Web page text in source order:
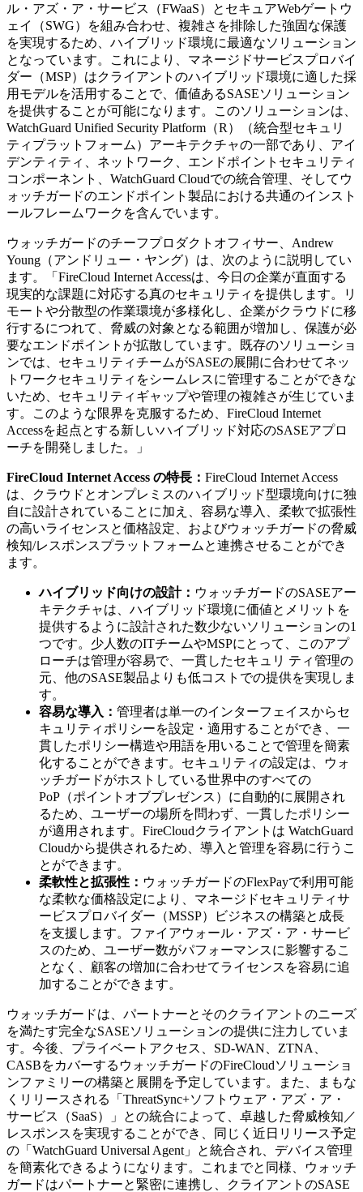
ル・アズ・ア・サービス（FWaaS）とセキュアWebゲートウ
ェイ（SWG）を組み合わせ、複雑さを排除した強固な保護
を実現するため、ハイブリッド環境に最適なソリューション
となっています。これにより、マネージドサービスプロバイ
ダー（MSP）はクライアントのハイブリッド環境に適した採
用モデルを活用することで、価値あるSASEソリューション
を提供することが可能になります。このソリューションは、
WatchGuard Unified Security Platform（R）（統合型セキュリ
ティプラットフォーム）アーキテクチャの一部であり、アイ
デンティティ、ネットワーク、エンドポイントセキュリティ
コンポーネント、WatchGuard Cloudでの統合管理、そしてウ
ォッチガードのエンドポイント製品における共通のインスト
ールフレームワークを含んでいます。
ウォッチガードのチーフプロダクトオフィサー、Andrew
Young（アンドリュー・ヤング）は、次のように説明してい
ます。「FireCloud Internet Accessは、今日の企業が直面する
現実的な課題に対応する真のセキュリティを提供します。リ
モートや分散型の作業環境が多様化し、企業がクラウドに移
行するにつれて、脅威の対象となる範囲が増加し、保護が必
要なエンドポイントが拡散しています。既存のソリューショ
ンでは、セキュリティチームがSASEの展開に合わせてネッ
トワークセキュリティをシームレスに管理することができな
いため、セキュリティギャップや管理の複雑さが生じていま
す。このような限界を克服するため、FireCloud Internet
Accessを起点とする新しいハイブリッド対応のSASEアプロ
ーチを開発しました。」
FireCloud Internet Access の特長： FireCloud Internet Access
は、クラウドとオンプレミスのハイブリッド型環境向けに独
自に設計されていることに加え、容易な導入、柔軟で拡張性
の高いライセンスと価格設定、およびウォッチガードの脅威
検知/レスポンスプラットフォームと連携させることができ
ます。
ハイブリッド向けの設計： ウォッチガードのSASEアー
キテクチャは、ハイブリッド環境に価値とメリットを
提供するように設計された数少ないソリューションの1
つです。少人数のITチームやMSPにとって、このアプ
ローチは管理が容易で、一貫したセキュリ ティ管理の
元、他のSASE製品よりも低コストでの提供を実現しま
す。
容易な導入： 管理者は単一のインターフェイスからセ
キュリティポリシーを設定・適用することができ、一
貫したポリシー構造や用語を用いることで管理を簡素
化することができます。セキュリティの設定は、ウォ
ッチガードがホストしている世界中のすべての
PoP（ポイントオブプレゼンス）に自動的に展開され
るため、ユーザーの場所を問わず、一貫したポリシー
が適用されます。FireCloudクライアントは WatchGuard
Cloudから提供されるため、導入と管理を容易に行うこ
とができます。
柔軟性と拡張性： ウォッチガードのFlexPayで利用可能
な柔軟な価格設定により、マネージドセキュリティサ
ービスプロバイダー（MSSP）ビジネスの構築と成長
を支援します。ファイアウォール・アズ・ア・サービ
スのため、ユーザー数がパフォーマンスに影響するこ
となく、顧客の増加に合わせてライセンスを容易に追
加することができます。
ウォッチガードは、パートナーとそのクライアントのニーズ
を満たす完全なSASEソリューションの提供に注力していま
す。今後、プライベートアクセス、SD-WAN、ZTNA、
CASBをカバーするウォッチガードのFireCloudソリューショ
ンファミリーの構築と展開を予定しています。また、まもな
くリリースされる「ThreatSync+ソフトウェア・アズ・ア・
サービス（SaaS）」との統合によって、卓越した脅威検知／
レスポンスを実現することができ、同じく近日リリース予定
の「WatchGuard Universal Agent」と統合され、デバイス管理
を簡素化できるようになります。これまでと同様、ウォッチ
ガードはパートナーと緊密に連携し、クライアントのSASE